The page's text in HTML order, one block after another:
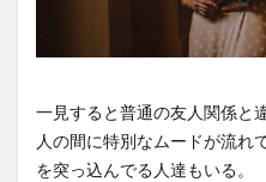
一見すると普通の友人関係と
人の間に特別なムードが流れ
を突っ込んでる人達もいる。